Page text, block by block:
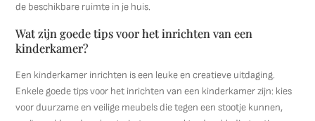
de beschikbare ruimte in je huis.
Wat zijn goede tips voor het inrichten van een
kinderkamer?
Een kinderkamer inrichten is een leuke en creatieve uitdaging.
Enkele goede tips voor het inrichten van een kinderkamer zijn: kies
voor duurzame en veilige meubels die tegen een stootje kunnen,